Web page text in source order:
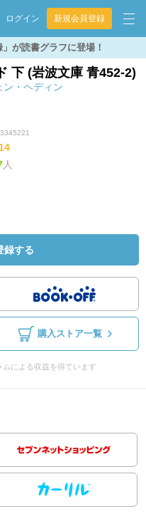
ログイン 新規会員登録
が読書グラフに登場！
下 (岩波文庫 青452-2)
ン・ヘディン
人
録する
購入ストア一覧
による収益を得ています